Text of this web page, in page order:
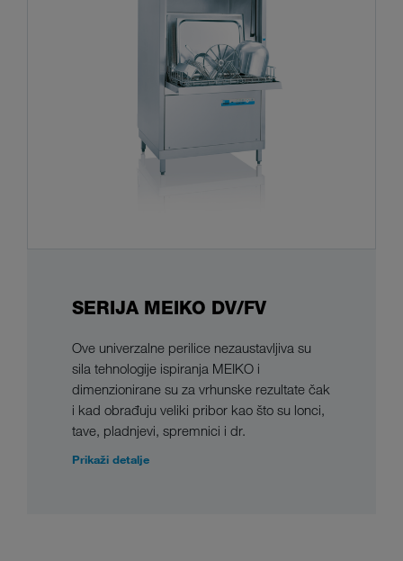
SERIJA MEIKO DV/FV
Ove univerzalne perilice nezaustavljiva su
sila tehnologije ispiranja MEIKO i
dimenzionirane su za vrhunske rezultate čak
i kad obrađuju veliki pribor kao što su lonci,
tave, pladnjevi, spremnici i dr.
Prikaži detalje